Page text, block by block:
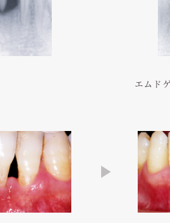
エムド